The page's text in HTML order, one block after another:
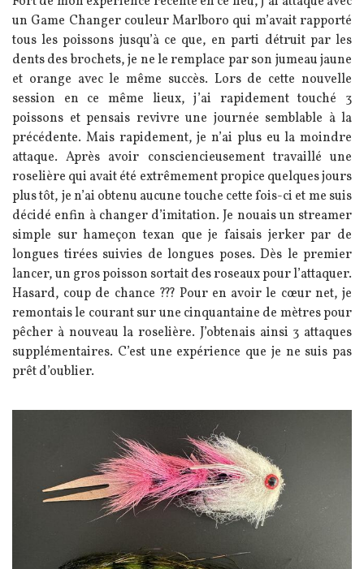
un Game Changer couleur Marlboro qui m’avait rapporté
tous les poissons jusqu’à ce que, en parti détruit par les
dents des brochets, je ne le remplace par son jumeau jaune
et orange avec le même succès. Lors de cette nouvelle
session en ce même lieux, j’ai rapidement touché 3
poissons et pensais revivre une journée semblable à la
précédente. Mais rapidement, je n’ai plus eu la moindre
attaque. Après avoir consciencieusement travaillé une
roselière qui avait été extrêmement propice quelques jours
plus tôt, je n’ai obtenu aucune touche cette fois-ci et me suis
décidé enfin à changer d’imitation. Je nouais un streamer
simple sur hameçon texan que je faisais jerker par de
longues tirées suivies de longues poses. Dès le premier
lancer, un gros poisson sortait des roseaux pour l’attaquer.
Hasard, coup de chance ??? Pour en avoir le cœur net, je
remontais le courant sur une cinquantaine de mètres pour
pêcher à nouveau la roselière. J’obtenais ainsi 3 attaques
supplémentaires. C’est une expérience que je ne suis pas
prêt d’oublier.